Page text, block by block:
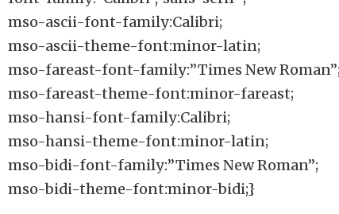
mso-ascii-font-family:Calibri;
mso-ascii-theme-font:minor-latin;
mso-fareast-font-family:”Times New
mso-fareast-theme-font:minor-fareast;
mso-hansi-font-family:Calibri;
mso-hansi-theme-font:minor-latin;
mso-bidi-font-family:”Times New Roman”;
mso-bidi-theme-font:minor-bidi;}